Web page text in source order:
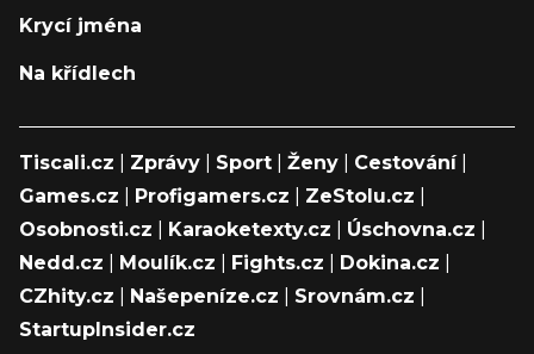
Krycí jména
Na křídlech
Tiscali.cz Zprávy Sport Ženy Cestování|
Games.cz
Profigamers.cz ZeStolu.cz
Osobnosti.cz
Karaoketexty.cz Úschovna.cz
Nedd.cz
Moulík.cz Fights.cz Dokina.cz
CZhity.cz
Našepeníze.cz Srovnám.cz
StartupInsider.cz